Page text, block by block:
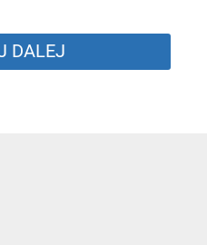
DALEJ